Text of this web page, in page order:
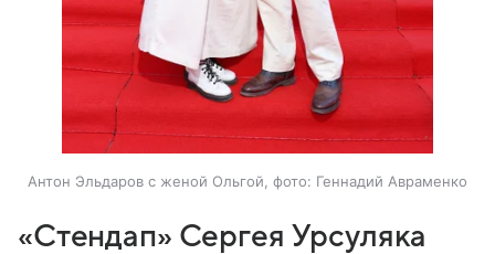
Антон Эльдаров с женой Ольгой, фото: Геннадий Авраменко
«Стендап» Сергея Урсуляка